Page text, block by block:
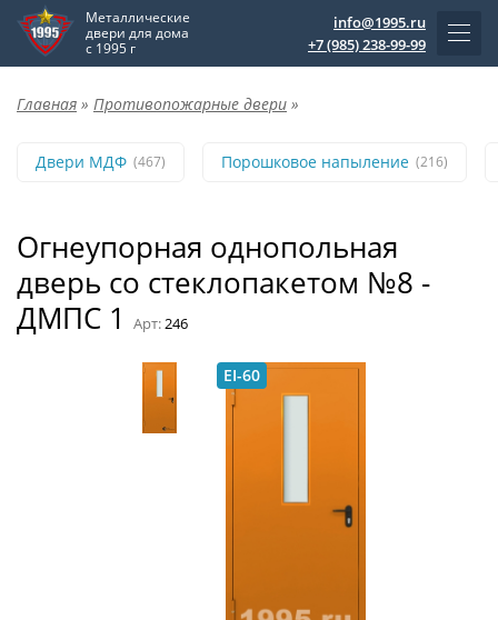
Металлические
двери для дома
с 1995 г
info@1995.ru
+7 (985) 238-99-99
Главная » Противопожарные двери »
Двери МДФ (467) Порошковое напыление (216)
Огнеупорная однопольная
дверь со стеклопакетом №8 -
ДМПС 1
Арт:246
EI-60